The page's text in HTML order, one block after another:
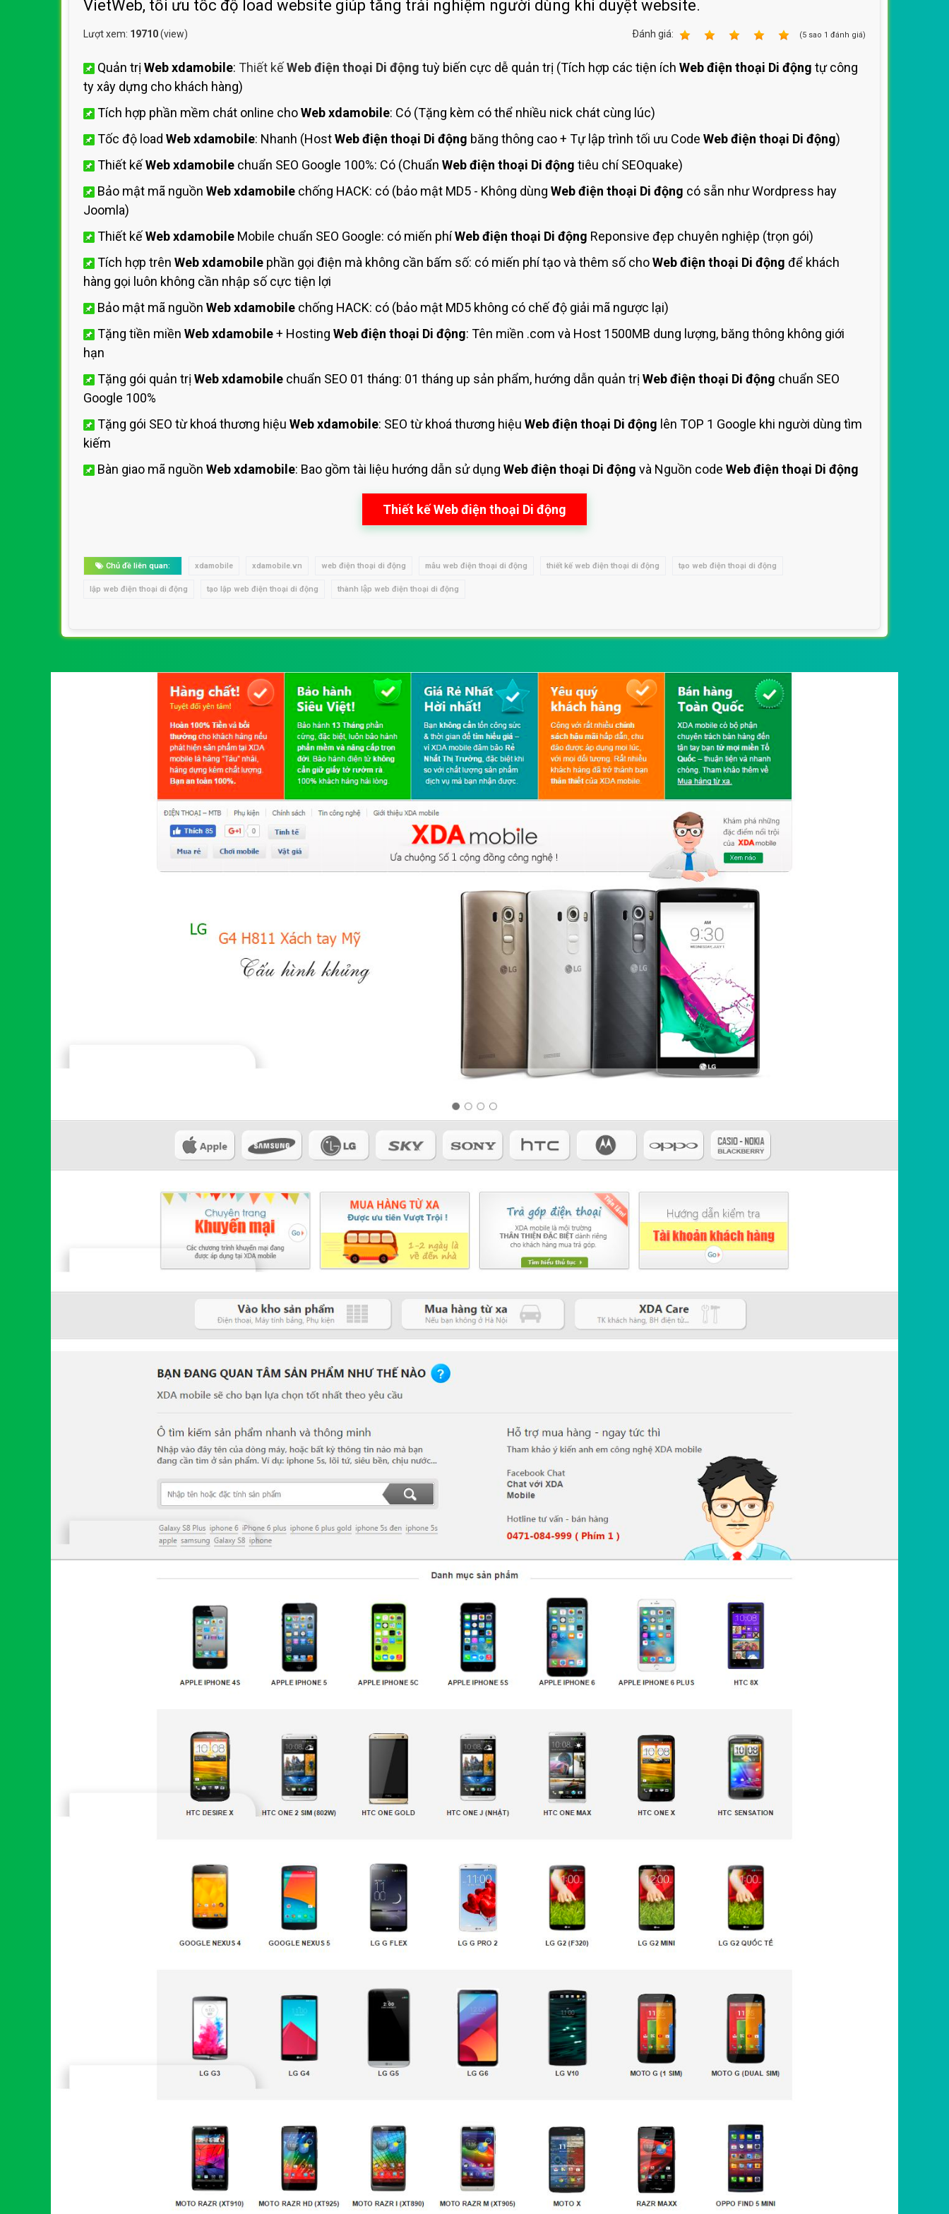
Bảng giá quản trị Website
VietWeb, tối ưu tốc độ load website giúp tăng trải nghiệm người dùng khi duyệt website.
Lượt xem: 19710(view) Ðánh giá: (5 sao 1 đánh giá)
Quản trị Web xdamobile: Thiết kếWeb điện thoại Di động tuỳ biến cực dễ quản trị (Tích hợp các tiện ích Web điện thoại Di động tự công
ty xây dựng cho khách hàng)
Tích hợp phần mềm chát online choWeb xdamobile: Có (Tặng kèm có thể nhiều nick chát cùng lúc)
Tốc độ load Web xdamobile: Nhanh (HostWeb điện thoại Di động băng thông cao + Tự lập trình tối ưu Code Web điện thoại Di động)
Thiết kếWeb xdamobile chuẩn SEO Google 100%: Có (Chuẩn Web điện thoại Di động tiêu chí SEOquake)
Bảo mật mã nguồn Web xdamobile chống HACK: có (bảo mật MD5 - Không dùng Web điện thoại Di động có sẵn như Wordpress hay
Joomla)
Thiết kếWeb xdamobile Mobile chuẩn SEO Google: có miến phíWeb điện thoại Di động Reponsive đẹp chuyên nghiệp (trọn gói)
Tích hợp trên Web xdamobile phần gọi điện mà không cần bấm số: có miến phí tạo và thêm số choWeb điện thoại Di động để khách
hàng gọi luôn không cần nhập số cực tiện lợi
Bảo mật mã nguồn Web xdamobile chống HACK: có (bảo mật MD5 không có chế độ giải mã ngược lại)
Tặng tiền miền Web xdamobile+ Hosting Web điện thoại Di động: Tên miền .com và Host 1500MB dung lượng, băng thông không giới
hạn
Tặng gói quản trị Web xdamobile chuẩn SEO 01 tháng: 01 tháng up sản phẩm, hướng dẫn quản trị Web điện thoại Di động chuẩn SEO
Google 100%
Tặng gói SEO từ khoá thương hiệu Web xdamobile: SEO từ khoá thương hiệu Web điện thoại Di động lên TOP 1 Google khi người dùng tìm
kiếm
Bàn giao mã nguồn Web xdamobile: Bao gồm tài liệu hướng dẫn sử dụng Web điện thoại Di động và Nguồn code Web điện thoại Di động
Thiết kế Web điện thoại Di động
Chủ đề liên quan: xdamobile xdamobile.vn web điện thoại di động mẫu web điện thoại di động thiết kế web điện thoại di động tạo web điện thoại di động
lập web điện thoại di động tạo lập web điện thoại di động thành lập web điện thoại di động